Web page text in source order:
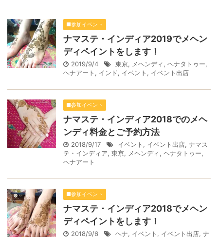
■参加イベント
ナマステ・インディア2019でメヘン
ディペイントをします！
2019/9/4 東京, メヘンディ, ヘナタトゥー,
ヘナアート , インド, イベント , イベント出店
■参加イベント
ナマステ・インディア2018でのメヘ
ンディ料金とご予約方法
2018/9/17 イベント , イベント出店, ナマス
テ・インディア, 東京, メヘンディ, ヘナタトゥー,
ヘナアート
■参加イベント
ナマステ・インディア2018でメヘン
ディペイントをします！
2018/9/6 ヘナ, イベント , イベント出店, ナ